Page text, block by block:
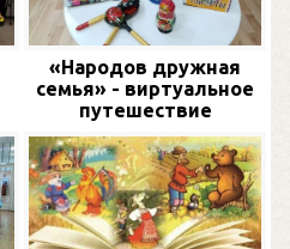
«Народов дружная
семья» - виртуальное
путешествие